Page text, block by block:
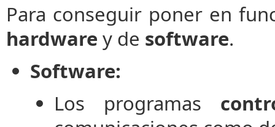
Para conseguir poner en
hardware y de software.
Software:
Los programas